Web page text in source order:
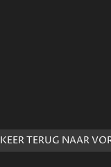
KEER TERUG NAAR